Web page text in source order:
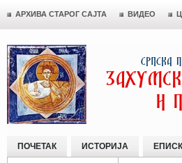
АРХИВА СТАРОГ САЈТА ВИДЕО
ПОЧЕТАК ИСТОРИЈА